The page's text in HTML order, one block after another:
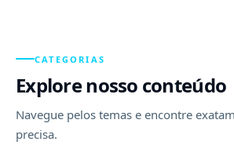
CATEGORIAS
Explore nosso conteúdo
Navegue pelos temas e encontre
precisa.